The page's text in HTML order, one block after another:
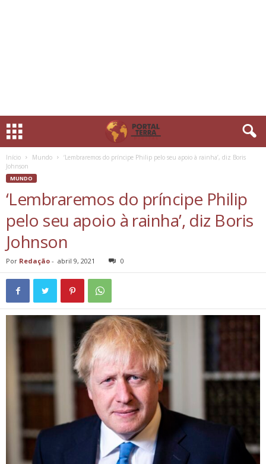
Início Mundo
‘Lembraremos do príncipe Philip pelo seu apoio à rainha’, diz Boris
Johnson
MUNDO
‘Lembraremos do príncipe Philip
pelo seu apoio à rainha’, diz Boris
Johnson
Por Redação - abril 9, 2021 0